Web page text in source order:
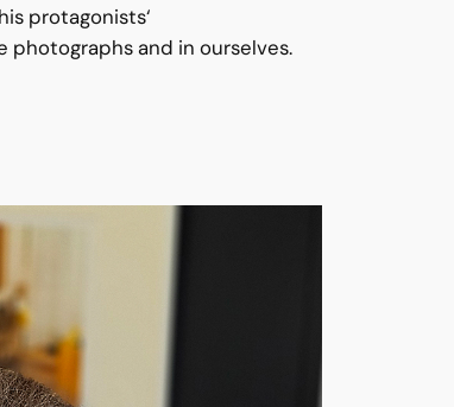
protagonists‘
photographs and in ourselves.